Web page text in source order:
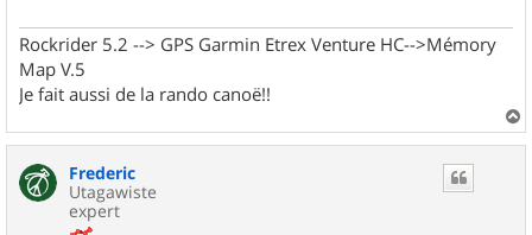
Rockrider 5.2 --> GPS Garmin Etrex Venture HC-->Mémory
Map V.5
Je fait aussi de la rando canoë!!
a
Frederic
Utagawiste
expert